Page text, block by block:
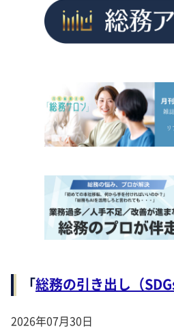
「総務の引き出し（
2026年07月30日